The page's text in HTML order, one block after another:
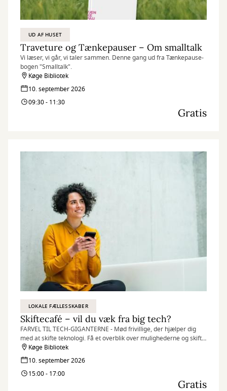
UD AF HUSET
Traveture og Tænkepauser – Om smalltalk
Vi læser, vi går, vi taler sammen. Denne gang ud fra Tænkepause-
bogen "Smalltalk".
Køge Bibliotek
10. september 2026
09:30 - 11:30
Gratis
LOKALE FÆLLESSKABER
Skiftecafé – vil du væk fra big tech?
FARVEL TIL TECH-GIGANTERNE - Mød frivillige, der hjælper dig
med at skifte teknologi. Få et overblik over mulighederne og skift
til en anden e-mail, browser, kalender eller socialt medie.
Køge Bibliotek
10. september 2026
15:00 - 17:00
Gratis